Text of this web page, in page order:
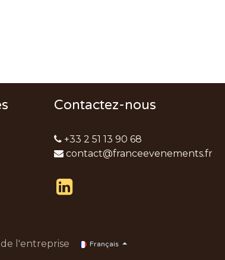
Contactez-nous
+33 2 51 13 90 68
contact@franceevenements.fr
l'entreprise Français